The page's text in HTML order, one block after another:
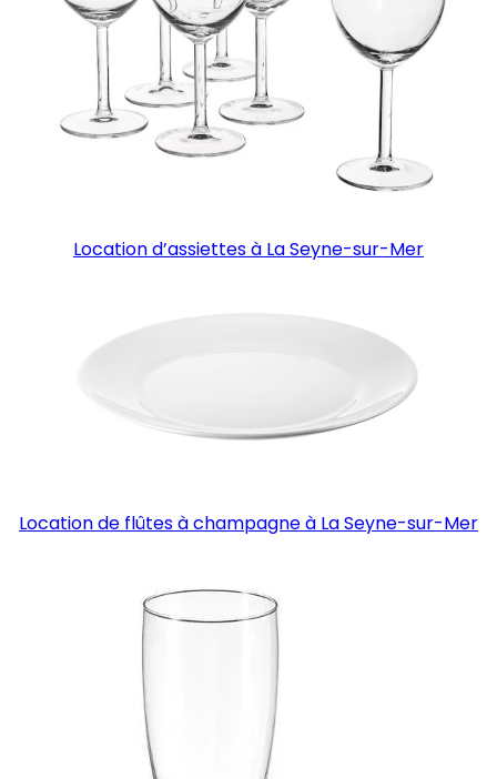
Location d’assiettes à La Seyne-sur-Mer
Location de flûtes à champagne à La Seyne-sur-Mer